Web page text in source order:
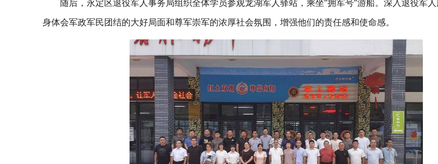
随后，永定区退役军人事务局组织全体学员参观龙湖军人驿站，乘坐“拥军号”游船。深入退役军
身体会军政军民团结的大好局面和尊军崇军的浓厚社会氛围，增强他们的责任感和使命感。